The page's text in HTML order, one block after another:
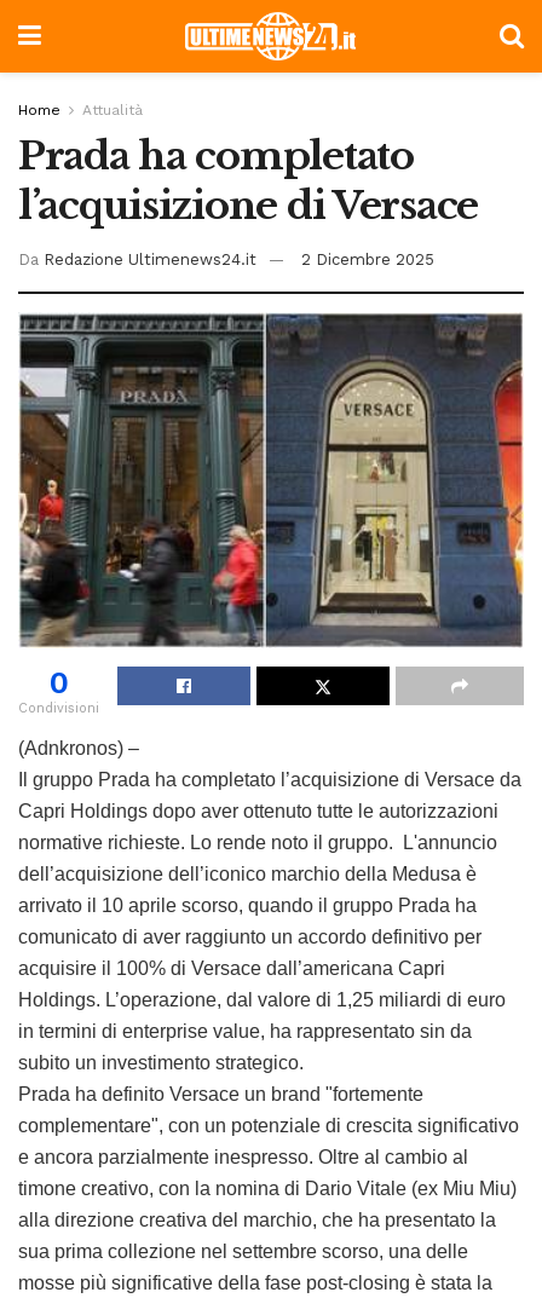
Home Attualità
Prada ha completato
l’acquisizione di Versace
Da Redazione Ultimenews24.it 2 Dicembre 2025
0
Condivisioni
(Adnkronos) –
Il gruppo Prada ha completato l’acquisizione di Versace da
Capri Holdings dopo aver ottenuto tutte le autorizzazioni
normative richieste. Lo rende noto il gruppo. L'annuncio
dell’acquisizione dell’iconico marchio della Medusa è
arrivato il 10 aprile scorso, quando il gruppo Prada ha
comunicato di aver raggiunto un accordo definitivo per
acquisire il 100% di Versace dall’americana Capri
Holdings. L’operazione, dal valore di 1,25 miliardi di euro
in termini di enterprise value, ha rappresentato sin da
subito un investimento strategico.
Prada ha definito Versace un brand "fortemente
complementare", con un potenziale di crescita significativo
e ancora parzialmente inespresso. Oltre al cambio al
timone creativo, con la nomina di Dario Vitale (ex Miu Miu)
alla direzione creativa del marchio, che ha presentato la
sua prima collezione nel settembre scorso, una delle
mosse più significative della fase post-closing è stata la